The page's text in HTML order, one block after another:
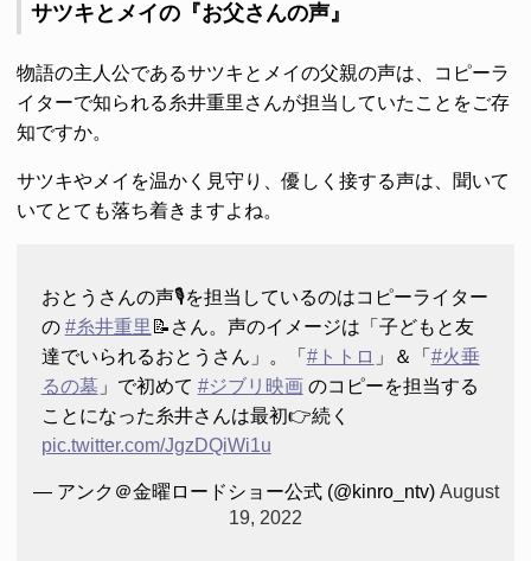
サツキとメイの『お父さんの声』
物語の主人公であるサツキとメイの父親の声は、コピーラ
イターで知られる糸井重里さんが担当していたことをご存
知ですか。
サツキやメイを温かく見守り、優しく接する声は、聞いて
いてとても落ち着きますよね。
おとうさんの声🎙を担当しているのはコピーライター
の #糸井重里 📝さん。声のイメージは「子どもと友
達でいられるおとうさん」。「 #トトロ 」＆「 #火垂
るの墓 」で初めて #ジブリ映画のコピーを担当する
ことになった糸井さんは最初👉続く
pic.twitter.com/JgzDQiWi1u
— アンク＠金曜ロードショー公式 (@kinro_ntv) August
19, 2022